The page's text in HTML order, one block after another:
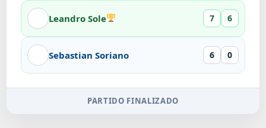
Leandro Sole 7 6
Sebastian Soriano 6 0
PARTIDO FINALIZADO